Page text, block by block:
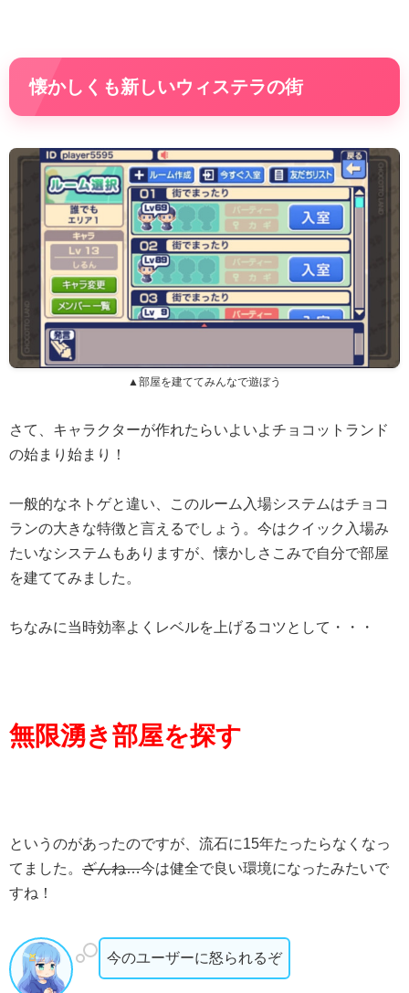
懐かしくも新しいウィステラの街
▲部屋を建ててみんなで遊ぼう
さて、キャラクターが作れたらいよいよチョコットランド
の始まり始まり！
一般的なネトゲと違い、このルーム入場システムはチョコ
ランの大きな特徴と言えるでしょう。今はクイック入場み
たいなシステムもありますが、懐かしさこみで自分で部屋
を建ててみました。
ちなみに当時効率よくレベルを上げるコツとして・・・
無限湧き部屋を探す
というのがあったのですが、流石に15年たったらなくなっ
てました。 ざんね…今は健全で良い環境になったみたいで
すね！
今のユーザーに怒られるぞ